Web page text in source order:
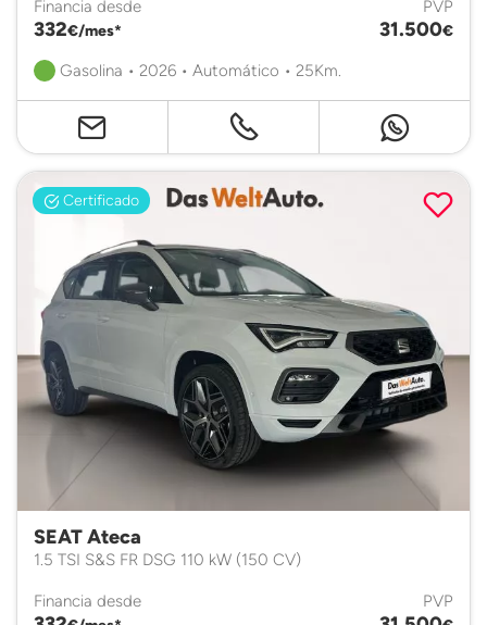
Financia desde
332€/mes*
PVP
31.500€
Gasolina • 2026 • Automático • 25Km.
Certificado
SEAT Ateca
1.5 TSI S&S FR DSG 110 kW (150 CV)
Financia desde
PVP